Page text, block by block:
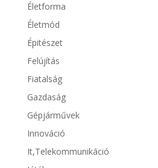
Életforma
Életmód
Épitészet
Felújítás
Fiatalság
Gazdaság
Gépjárművek
Innováció
It,Telekommunikáció